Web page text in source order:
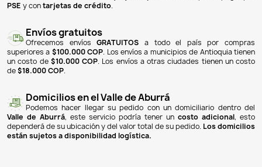
NOTIFICARME CUANDO ESTÉ DISPONIBLE